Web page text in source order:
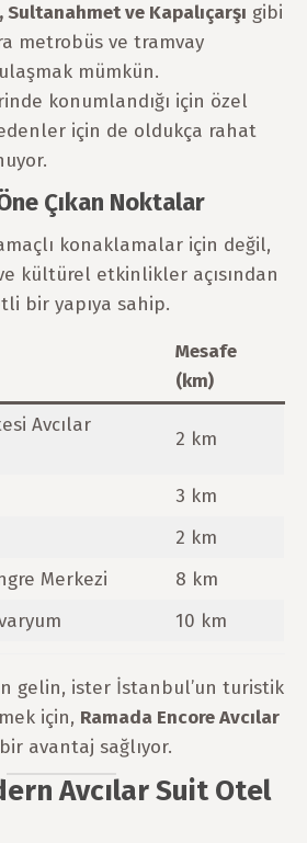
Sultanahmet ve Kapalıçarşı gibi
metrobüs ve tramvay
mümkün.
konumlandığı için özel
için de oldukça rahat
Çıkan Noktalar
konaklamalar için değil,
kültürel etkinlikler açısından
bir yapıya sahip.
Mesafe
(km)
Avcılar
2 km
3 km
2 km
Merkezi
8 km
10 km
gelin, ister İstanbul’un turistik
için, Ramada Encore Avcılar
avantaj sağlıyor.
Avcılar Suit Otel